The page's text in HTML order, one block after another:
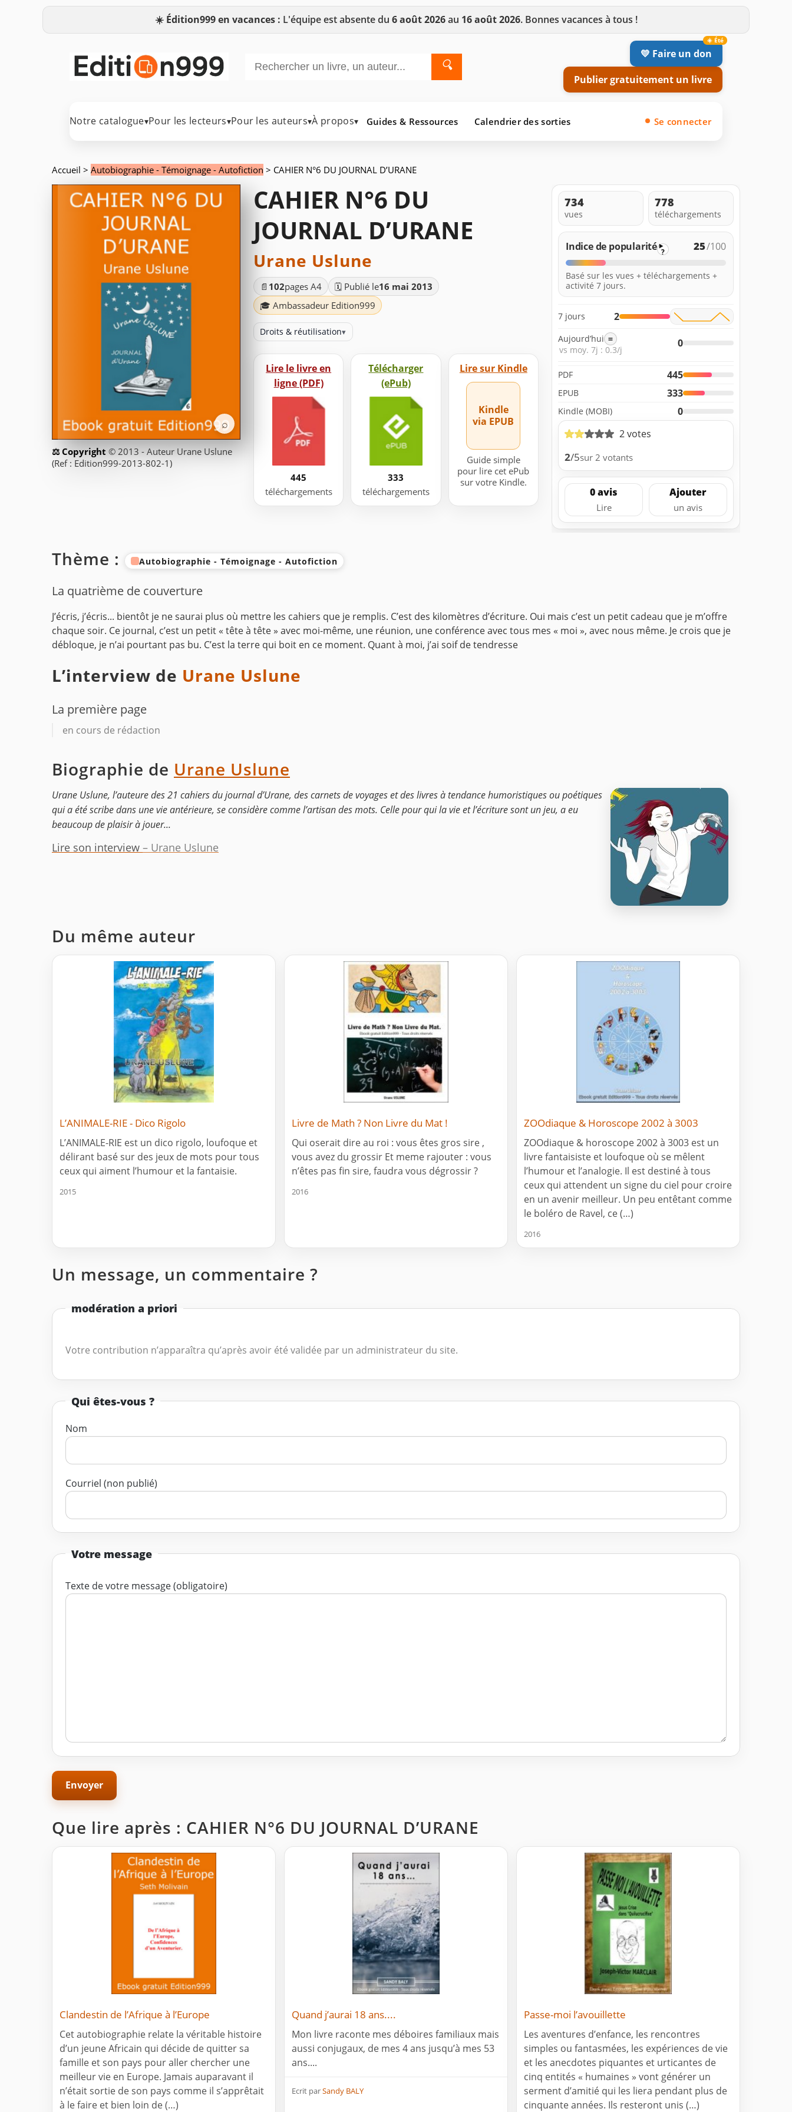
☀️ Édition999 en vacances : L'équipe est absente du 6 août 2026au 16 août 2026. Bonnes vacances à tous !
🔍
💛 Faire un don
Publier gratuitement un livre
Notre catalogue▾Pour les lecteurs▾Pour les auteurs▾À propos▾ Guides & Ressources Calendrier des sorties Se connecter
Accueil > Autobiographie - Témoignage - Autofiction > CAHIER N°6 DU JOURNAL D’URANE
⌕
© 2013 - Auteur Urane Uslune
(Ref : Edition999-2013-802-1)
CAHIER N°6 DU
JOURNAL D’URANE
Urane Uslune
📄 102pages A4 🗓️ Publié le16 mai 2013
🎓 Ambassadeur Edition999
Droits & réutilisation▾
Lire le livre en
ligne (PDF)
445
téléchargements
Télécharger
(ePub)
333
téléchargements
Lire sur Kindle
Kindle
via EPUB
Guide simple
pour lire cet ePub
sur votre Kindle.
734
vues
778
téléchargements
Indice de popularité ? 25/100
Basé sur les vues + téléchargements +
activité 7 jours.
7 jours 2
Aujourd’hui =
vs moy. 7j : 0.3/j
0
PDF 445
EPUB 333
Kindle (MOBI)
0
2 votes
2/5sur 2 votants
0 avis
Lire
Ajouter
un avis
Thème : Autobiographie - Témoignage - Autofiction
La quatrième de couverture
J’écris, j’écris... bientôt je ne saurai plus où mettre les cahiers que je remplis. C’est des kilomètres d’écriture. Oui mais c’est un petit cadeau que je m’offre
chaque soir. Ce journal, c’est un petit « tête à tête » avec moi-même, une réunion, une conférence avec tous mes « moi », avec nous même. Je crois que je
débloque, je n’ai pourtant pas bu. C’est la terre qui boit en ce moment. Quant à moi, j’ai soif de tendresse
L’interview de Urane Uslune
La première page
en cours de rédaction
Biographie de Urane Uslune
Urane Uslune, l’auteure des 21 cahiers du journal d’Urane, des carnets de voyages et des livres à tendance humoristiques ou poétiques
qui a été scribe dans une vie antérieure, se considère comme l’artisan des mots. Celle pour qui la vie et l’écriture sont un jeu, a eu
beaucoup de plaisir à jouer...
Lire son interview – Urane Uslune
Du même auteur
L’ANIMALE-RIE - Dico Rigolo
L’ANIMALE-RIE est un dico rigolo, loufoque et
délirant basé sur des jeux de mots pour tous
ceux qui aiment l’humour et la fantaisie.
2015
Livre de Math ? Non Livre du Mat !
Qui oserait dire au roi : vous êtes gros sire ,
vous avez du grossir Et meme rajouter : vous
n’êtes pas fin sire, faudra vous dégrossir ?
2016
ZOOdiaque & Horoscope 2002 à 3003
ZOOdiaque & horoscope 2002 à 3003 est un
livre fantaisiste et loufoque où se mêlent
l’humour et l’analogie. Il est destiné à tous
ceux qui attendent un signe du ciel pour croire
en un avenir meilleur. Un peu entêtant comme
le boléro de Ravel, ce (…)
2016
Un message, un commentaire ?
modération a priori
Votre contribution n’apparaîtra qu’après avoir été validée par un administrateur du site.
Qui êtes-vous ?
Nom
Courriel (non publié)
Votre message
Texte de votre message (obligatoire)
Que lire après : CAHIER N°6 DU JOURNAL D’URANE
Clandestin de l’Afrique à l’Europe
Cet autobiographie relate la véritable histoire
d’un jeune Africain qui décide de quitter sa
famille et son pays pour aller chercher une
meilleur vie en Europe. Jamais auparavant il
n’était sortie de son pays comme il s’apprêtait
à le faire et bien loin de (…)
Quand j’aurai 18 ans....
Mon livre raconte mes déboires familiaux mais
aussi conjugaux, de mes 4 ans jusqu’à mes 53
ans....
Ecrit parSandy BALY
Passe-moi l’avouillette
Les aventures d’enfance, les rencontres
simples ou fantasmées, les expériences de vie
et les anecdotes piquantes et urticantes de
cinq entités « humaines » vont générer un
serment d’amitié qui les liera pendant plus de
cinquante années. Ils resteront unis (…)